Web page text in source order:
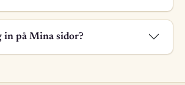
in på Mina sidor?